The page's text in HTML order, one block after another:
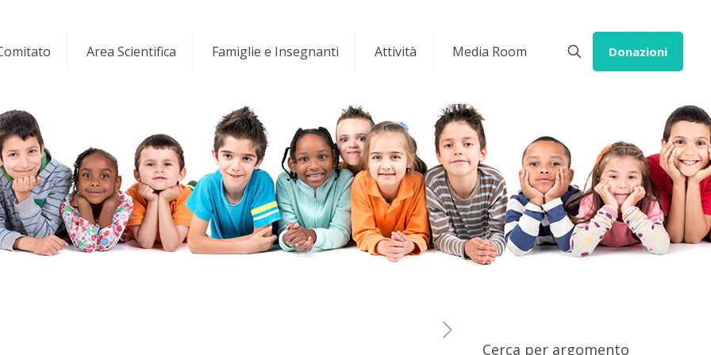
Area Scientifica Famiglie e Insegnanti Attività Media Room Donazioni
Cerca per argomento